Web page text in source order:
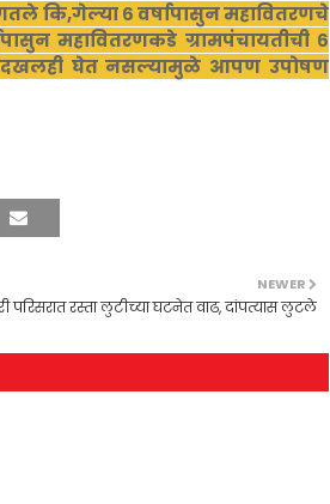
कि,गेल्या६ वर्षापासुन महावितरणचे
महावितरणकडे ग्रामपंचायतीची ६
दखलही घेत नसल्यामुळे आपण उपोषण
NEWER
परिसरात रस्ता लुटीच्या घटनेत वाढ, दांपत्यास लुटले